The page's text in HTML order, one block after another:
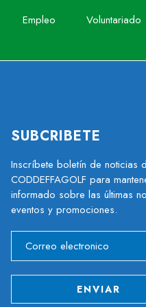
Empleo Voluntariado
SUBCRIBETE
Inscríbete boletín de noticias
CODDEFFAGOLF para
informado sobre las últimas
eventos y promociones.